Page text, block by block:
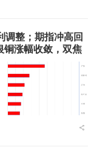
调整；期指冲高回
铜涨幅收敛，双焦